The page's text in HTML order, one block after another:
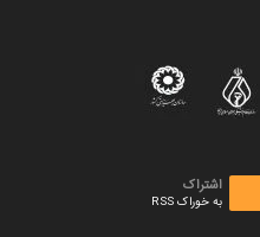
اشتراک
به خوراک RSS